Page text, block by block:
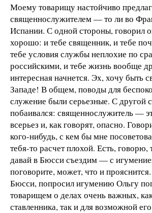
Моему товарищу настойчиво
священнослужителем — то ли во
Испании. С одной стороны, говорил
хорошо: и тебе священник, и тебе
тебе условия службы неплохие по
российскими, и тебе жизнь вообще
интересная начнется. Эх, хочу быть
Западе! В общем, поводы для
служение были серьезные. С другой
побаивался: священнослужитель —
всерьез и, как говорят, опасно.
кого-нибудь, с кем бы мне
тебя-то расчет плохой. Есть, говорю,
давай в Бюсси съездим — с
поговорите, может, что и
Бюсси, попросил игумению Ольгу
товарищем о делах очень важных,
ставленника, так и для возможной